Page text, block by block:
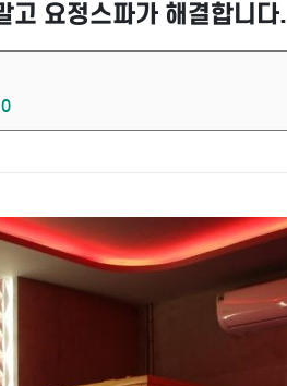
고 요정스파가 해결합니다.
0